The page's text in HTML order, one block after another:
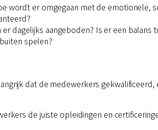
wordt er omgegaan met de emotionele,
dagelijks aangeboden? Is er een balans
spelen?
dat de medewerkers gekwalificeerd,
de juiste opleidingen en